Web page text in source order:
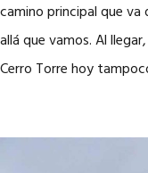
camino principal que va
allá que vamos. Al
Cerro Torre hoy